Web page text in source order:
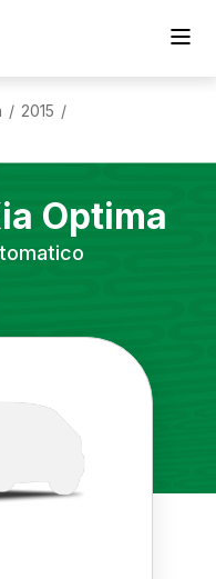
/ 2015 /
Optima